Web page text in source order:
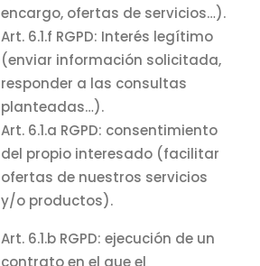
encargo, ofertas de servicios…).
Art. 6.1.f RGPD: Interés legítimo
(enviar información solicitada,
responder a las consultas
planteadas…).
Art. 6.1.a RGPD: consentimiento
del propio interesado (facilitar
ofertas de nuestros servicios
y/o productos).
Art. 6.1.b RGPD: ejecución de un
contrato en el que el